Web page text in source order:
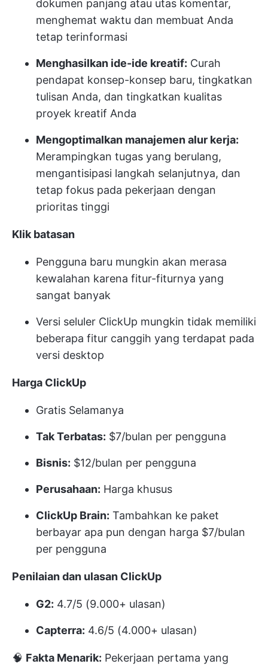
dokumen panjang atau utas komentar,
menghemat waktu dan membuat Anda
tetap terinformasi
Menghasilkan ide-ide kreatif: Curah
pendapat konsep-konsep baru, tingkatkan
tulisan Anda, dan tingkatkan kualitas
proyek kreatif Anda
Mengoptimalkan manajemen alur kerja:
Merampingkan tugas yang berulang,
mengantisipasi langkah selanjutnya, dan
tetap fokus pada pekerjaan dengan
prioritas tinggi
Klik batasan
Pengguna baru mungkin akan merasa
kewalahan karena fitur-fiturnya yang
sangat banyak
Versi seluler ClickUp mungkin tidak memiliki
beberapa fitur canggih yang terdapat pada
versi desktop
Harga ClickUp
Gratis Selamanya
Tak Terbatas: $7/bulan per pengguna
Bisnis: $12/bulan per pengguna
Perusahaan: Harga khusus
ClickUp Brain: Tambahkan ke paket
berbayar apa pun dengan harga $7/bulan
per pengguna
Penilaian dan ulasan ClickUp
G2: 4.7/5 (9.000+ ulasan)
Capterra: 4.6/5 (4.000+ ulasan)
🧠 Fakta Menarik: Pekerjaan pertama yang